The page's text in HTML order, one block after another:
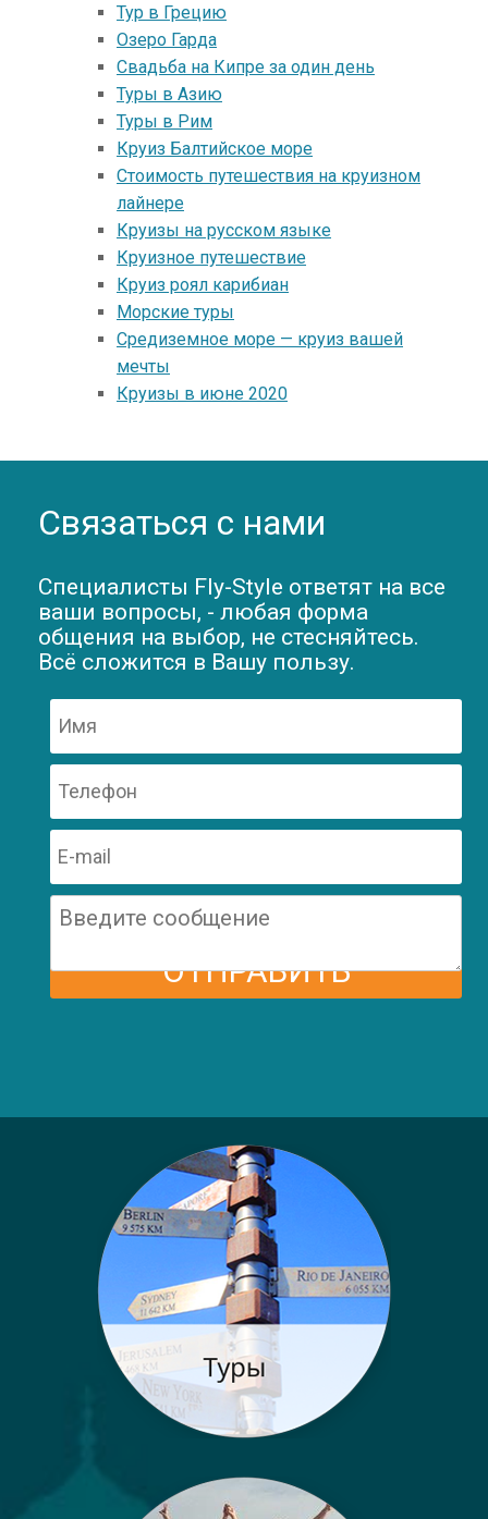
Тур в Грецию
Озеро Гарда
Свадьба на Кипре за один день
Туры в Азию
Туры в Рим
Круиз Балтийское море
Стоимость путешествия на круизном
лайнере
Круизы на русском языке
Круизное путешествие
Круиз роял карибиан
Морские туры
Средиземное море — круиз вашей
мечты
Круизы в июне 2020
Связаться с нами
Специалисты Fly-Style ответят на все
ваши вопросы, - любая форма
общения на выбор, не стесняйтесь.
Всё сложится в Вашу пользу.